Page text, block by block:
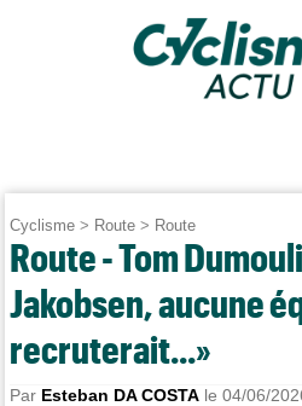
Cyclisme > Route > Route
Route - Tom
Jakobsen, aucune
recruterait...»
Par Esteban DA COSTA le 04/06/